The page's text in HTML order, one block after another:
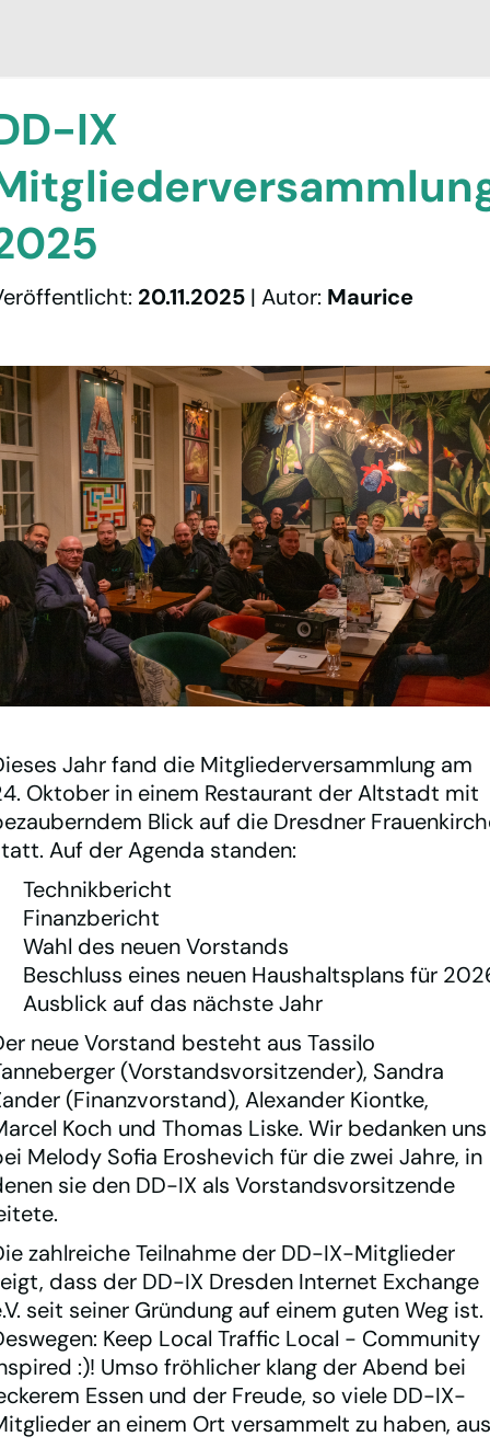
Netzwerk
Peering
Community
Verein
Team
Kontakt
Statistiken
Looking Glass
IXP Manager
Mailinglisten
DEEN
Datenschutzerklärung
IX
: 20.11.2025 | Autor: Maurice
Jahr fand die Mitgliederversammlung am
Oktober in einem Restaurant der Altstadt mit
Blick auf die Dresdner
Auf der Agenda standen:
Technikbericht
Finanzbericht
Wahl des neuen Vorstands
Beschluss eines neuen Haushaltsplans für
Ausblick auf das nächste Jahr
neue Vorstand besteht aus Tassilo
(Vorstandsvorsitzender), Sandra
(Finanzvorstand), Alexander Kiontke,
Koch und Thomas Liske. Wir bedanken uns
Melody Sofia Eroshevich für die zwei Jahre, in
sie den DD-IX als Vorstandsvorsitzende
zahlreiche Teilnahme der DD-IX-Mitglieder
dass der DD-IX Dresden Internet Exchange
seit seiner Gründung auf einem guten Weg ist.
Keep Local Traffic Local - Community
:)! Umso fröhlicher klang der Abend bei
Essen und der Freude, so viele DD-IX-
an einem Ort versammelt zu haben,